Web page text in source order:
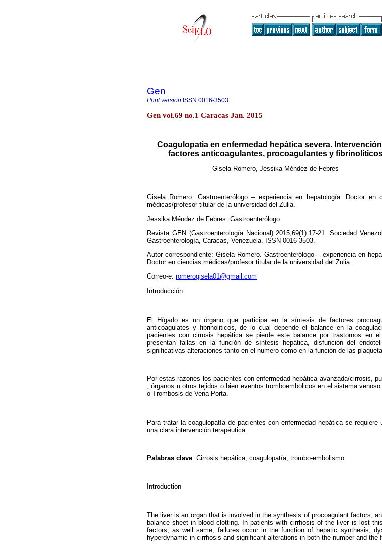
Gen
Print version ISSN 0016-3503
Gen vol.69 no.1 Caracas Jan. 2015
Coagulopatia en enfermedad hepática severa.
factores anticoagulantes, pro­coagulantes y
Gisela Romero, Jessika Méndez de Febres
Gisela Romero. Gastroenterólogo – experiencia en hepatología. Doctor en
médicas/profesor titular de la universidad del Zulia.
Jessika Méndez de Febres. Gastroenterólogo
Revista GEN (Gastroenterología Nacional) 2015;69(1):17-21. Sociedad
Gastroenterología, Caracas, Venezuela. ISSN 0016-3503.
Autor correspondiente: Gisela Romero. Gastroenterólogo – experiencia en
Doctor en ciencias médicas/profesor titular de la universidad del Zulia.
Correo-e: romerogisela01@gmail.com
Introducción
El Hígado es un órgano que participa en la síntesis de facto­res
anticoagulates y fibrinoliticos, de lo cual depende el balance en la
pacientes con cirro­sis hepática se pierde este balance por trastornos en
presentan fallas en la función de síntesis hepática, disfunción del
significativas alteracio­nes tanto en el numero como en la función de las
Por estas razones los pacientes con enfermedad hepática avanzada/cirrosis,
, órganos u otros tejidos o bien eventos tromboem­bolicos en el sistema
o Trombosis de Vena Porta.
Para tratar la coagulopatía de pacientes con enfermedad hepática se
una clara intervención terapéutica.
Palabras clave: Cirrosis hepática, coagulopatía, trombo-embolismo.
Introduction
The liver is an organ that is involved in the synthesis of procoa­gulant factors,
balance sheet in blood clotting. In patients with cirrhosis of the liver is lost
factors, as well same, failures occur in the function of hepatic synthesis,
hyperdynamic in cirrhosis and significant alterations in both the number and the